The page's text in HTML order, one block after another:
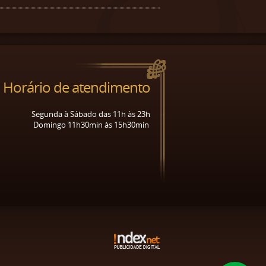
Horário de atendimento
Segunda à Sábado das 11h às 23h
Domingo 11h30min às 15h30min